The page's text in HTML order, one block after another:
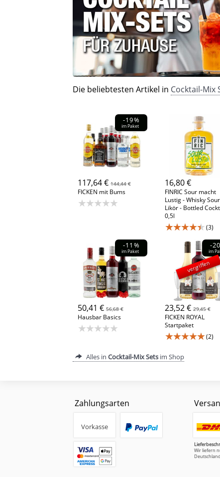
Die beliebtesten Artikel in Cocktail-Mix
-19%
im Paket
117,64 €144,44 €
FICKEN mit Bums
★★★★★
16,80 €
FINRIC Sour macht
Lustig - Whisky Sour
Likör - Bottled
0,5l
★★★★★ (3)
-11%
im Paket
50,41 €56,68 €
Hausbar Basics
★★★★★
-
im
vergriffen
23,52 €29,45 €
FICKEN ROYAL
Startpaket
★★★★★ (2)
Alles in Cocktail-Mix Setsim Shop
Zahlungsarten
Vorkasse
Wir liefern